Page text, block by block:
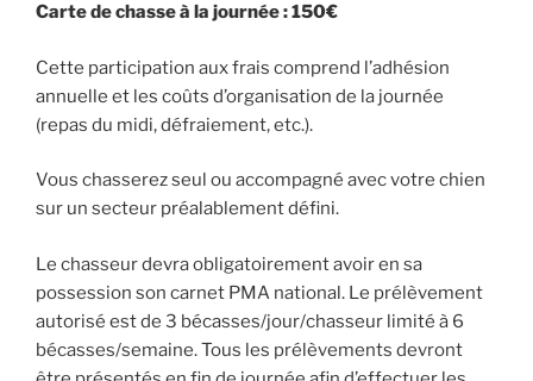
Carte de chasse à la journée: 150€
Cette participation aux frais comprend l’adhésion
annuelle et les coûts d’organisation de la journée
(repas du midi, défraiement, etc.).
Vous chasserez seul ou accompagné avec votre chien
sur un secteur préalablement défini.
Le chasseur devra obligatoirement avoir en sa
possession son carnet PMA national. Le prélèvement
autorisé est de 3 bécasses/jour/chasseur limité à 6
bécasses/semaine. Tous les prélèvements devront